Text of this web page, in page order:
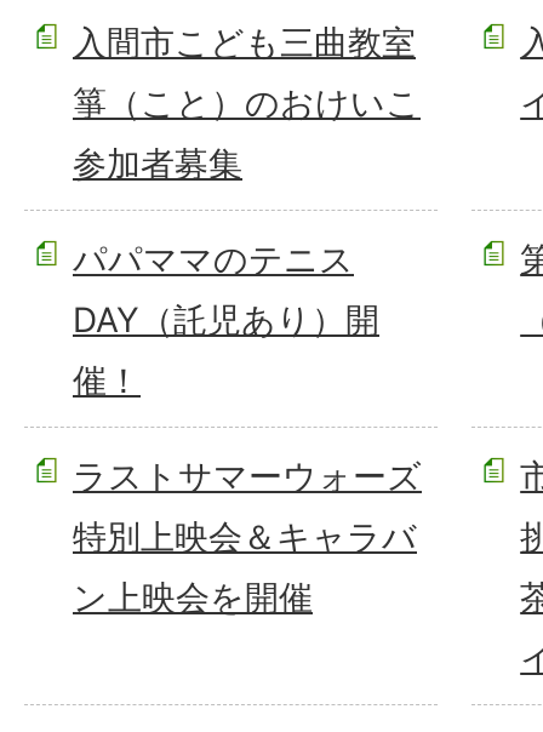
入間市こども三曲教室
箏（こと）のおけいこ
参加者募集
パパママのテニス
DAY（託児あり）開
催！
ラストサマーウォーズ
特別上映会＆キャラバ
ン上映会を開催